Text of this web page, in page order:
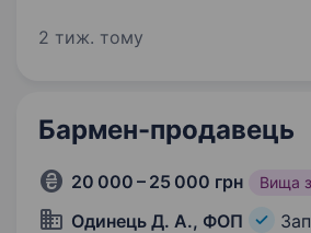
обслуговування гостей згідно
2 тиж. тому
Бармен-продавець
20 000 – 25 000 грн Вища
Одинець Д. А., ФОП